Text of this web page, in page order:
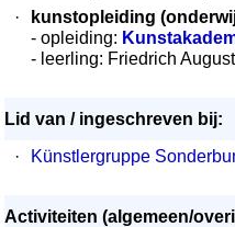
·
kunstopleiding
- opleiding:
- leerling: Friedrich
Lid van / ingeschreven bij:
·
Künstlergruppe
Activiteiten (algemeen/